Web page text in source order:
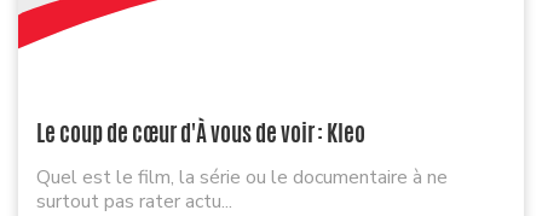
Le coup de cœur d'À vous de voir : Kleo
Quel est le film, la série ou le documentaire à ne
surtout pas rater actu...